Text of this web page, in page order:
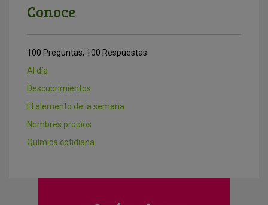
Conoce
100 Preguntas, 100 Respuestas
Al día
Descubrimientos
El elemento de la semana
Nombres propios
Química cotidiana